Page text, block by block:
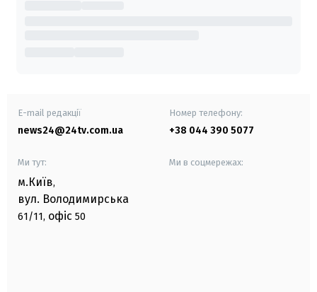
E-mail редакції
news24@24tv.com.ua
Номер телефону:
+38 044 390 5077
Ми тут:
м.Київ,
вул. Володимирська
61/11, офіс 50
Ми в соцмережах: